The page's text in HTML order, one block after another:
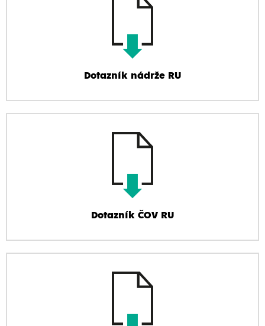
Dotazník nádrže RU
Dotazník ČOV RU